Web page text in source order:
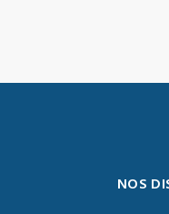
NOS